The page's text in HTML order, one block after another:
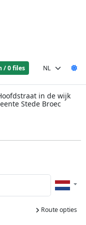
/ 0 files
in de wijk
Stede Broec
Route opties